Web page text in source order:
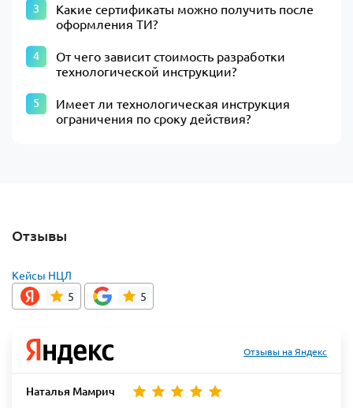
Какие сертификаты можно получить после
оформления ТИ?
От чего зависит стоимость разработки
технологической инструкции?
Имеет ли технологическая инструкция
ограничения по сроку действия?
Отзывы
Кейсы НЦЛ
5
5
Отзывы на Яндекс
Наталья Мамрич